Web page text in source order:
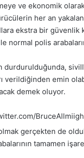
ve ekonomik
her an
ekstra bir
normal polis
durdurulduğunda,
verildiğinden emin
demek oluyor.
gerçekten de
tamamen